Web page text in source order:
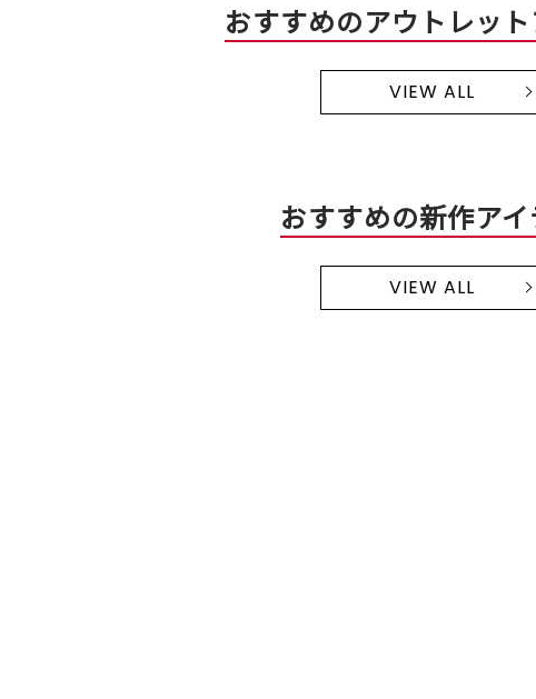
おすすめのアウトレッ
VIEW ALL
おすすめの新作ア
VIEW ALL